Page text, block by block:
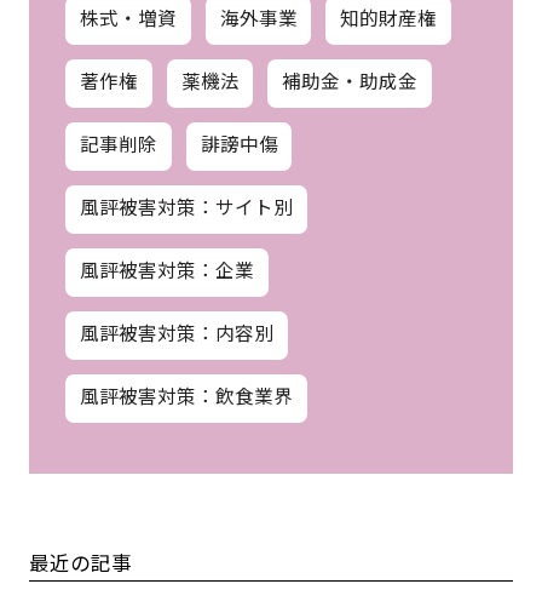
株式・増資 海外事業 知的財産権
著作権 薬機法 補助金・助成金
記事削除 誹謗中傷
風評被害対策：サイト別
風評被害対策：企業
風評被害対策：内容別
風評被害対策：飲食業界
最近の記事